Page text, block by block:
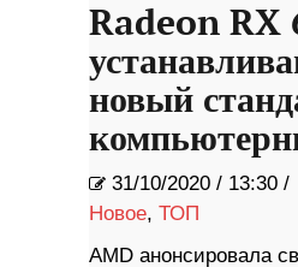
Radeon RX
новый
31/10/2020 / 13:30 /
Новое, ТОП
AMD анонсировала